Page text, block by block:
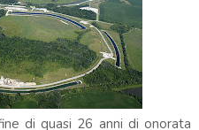
di quasi 26 anni di onorata